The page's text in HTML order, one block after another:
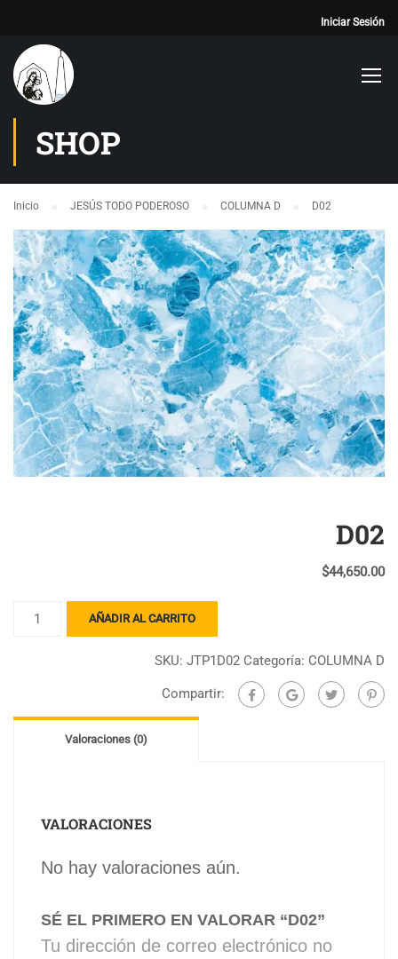
Iniciar Sesión
SHOP
Inicio JESÚS TODO PODEROSO COLUMNA D D02
D02
$44,650.00
D02
AÑADIR AL CARRITO
SKU: JTP1D02 Categoría: COLUMNA D
Compartir:
Valoraciones (0)
VALORACIONES
No hay valoraciones aún.
SÉ EL PRIMERO EN VALORAR “D02”
Tu dirección de correo electrónico no